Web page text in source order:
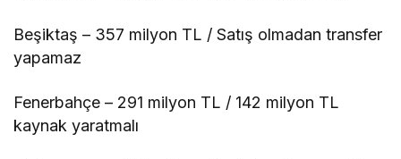
Beşiktaş – 357 milyon TL / Satış olmadan transfer
yapamaz
Fenerbahçe – 291 milyon TL / 142 milyon TL
kaynak yaratmalı